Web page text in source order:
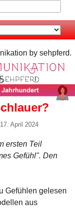
by sehpferd.
April 2024
ersten Teil
Gefühl". Den
Gefühlen gelesen
aus